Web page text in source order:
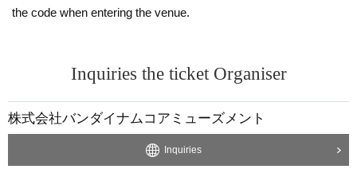
the code when entering the venue.
Inquiries the ticket Organiser
株式会社バンダイナムコアミューズメント
Inquiries